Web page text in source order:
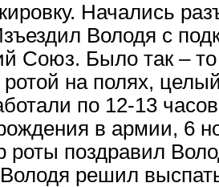
Начались
Володя с
Союз. Было так –
ротой на полях,
по 12-13
в армии, 6
роты поздравил
решил